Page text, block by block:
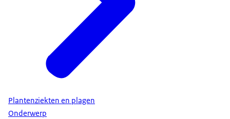
Plantenziekten en plagen
Onderwerp